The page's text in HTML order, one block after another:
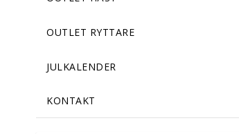
OUTLET RYTTARE
JULKALENDER
KONTAKT